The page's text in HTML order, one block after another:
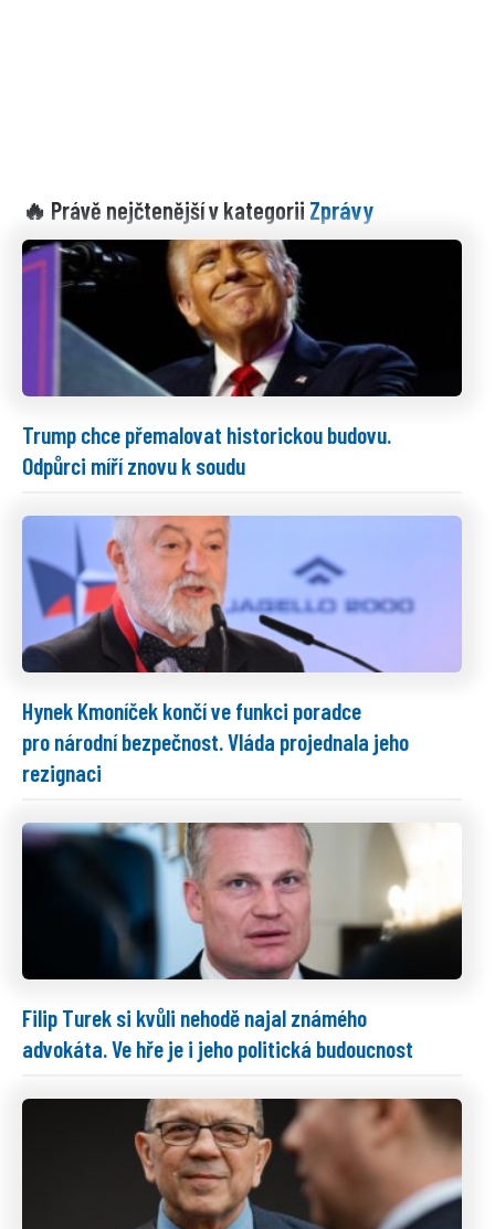
🔥 Právě nejčtenější v kategorii Zprávy
Trump chce přemalovat historickou budovu.
Odpůrci míří znovu k soudu
Hynek Kmoníček končí ve funkci poradce
pro národní bezpečnost. Vláda projednala jeho
rezignaci
Filip Turek si kvůli nehodě najal známého
advokáta. Ve hře je i jeho politická budoucnost